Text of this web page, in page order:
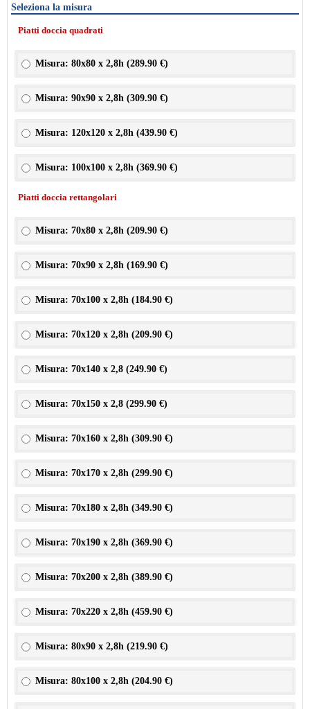
Seleziona la misura
Piatti doccia quadrati
Misura: 80x80 x 2,8h (289.90 €)
Misura: 90x90 x 2,8h (309.90 €)
Misura: 120x120 x 2,8h (439.90 €)
Misura: 100x100 x 2,8h (369.90 €)
Piatti doccia rettangolari
Misura: 70x80 x 2,8h (209.90 €)
Misura: 70x90 x 2,8h (169.90 €)
Misura: 70x100 x 2,8h (184.90 €)
Misura: 70x120 x 2,8h (209.90 €)
Misura: 70x140 x 2,8 (249.90 €)
Misura: 70x150 x 2,8 (299.90 €)
Misura: 70x160 x 2,8h (309.90 €)
Misura: 70x170 x 2,8h (299.90 €)
Misura: 70x180 x 2,8h (349.90 €)
Misura: 70x190 x 2,8h (369.90 €)
Misura: 70x200 x 2,8h (389.90 €)
Misura: 70x220 x 2,8h (459.90 €)
Misura: 80x90 x 2,8h (219.90 €)
Misura: 80x100 x 2,8h (204.90 €)